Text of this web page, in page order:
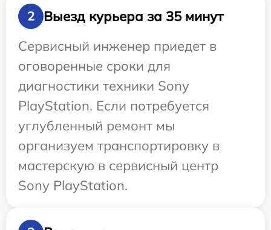
2
Выезд курьера за 35 минут
Сервисный инженер приедет в
оговоренные сроки для
диагностики техники Sony
PlayStation. Если потребуется
углубленный ремонт мы
организуем транспортировку в
мастерскую в сервисный центр
Sony PlayStation.